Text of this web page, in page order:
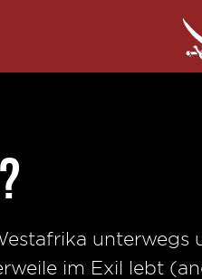
unterwegs
im Exil lebt